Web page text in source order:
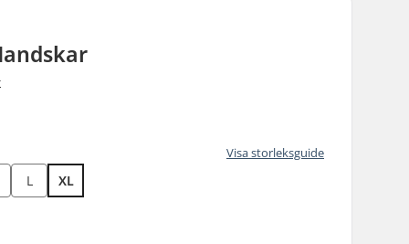
Visa storleksguide
L XL